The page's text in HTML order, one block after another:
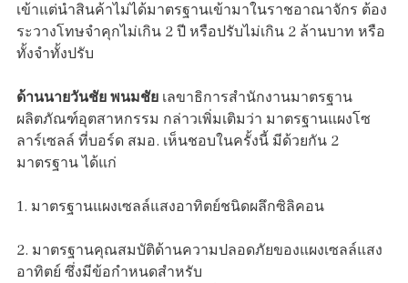
เข้าแต่นำสินค้าไม่ได้มาตรฐานเข้ามาในราชอาณาจักร ต้อง
ระวางโทษจำคุกไม่เกิน 2 ปี หรือปรับไม่เกิน 2 ล้านบาท หรือ
ทั้งจำทั้งปรับ
ด้านนายวันชัย พนมชัย เลขาธิการสำนักงานมาตรฐาน
ผลิตภัณฑ์อุตสาหกรรม กล่าวเพิ่มเติมว่า มาตรฐานแผงโซ
ลาร์เซลล์ ที่บอร์ด สมอ. เห็นชอบในครั้งนี้ มีด้วยกัน 2
มาตรฐาน ได้แก่
1. มาตรฐานแผงเซลล์แสงอาทิตย์ชนิดผลึกซิลิคอน
2. มาตรฐานคุณสมบัติด้านความปลอดภัยของแผงเซลล์แสง
อาทิตย์ ซึ่งมีข้อกำหนดสำหรับ